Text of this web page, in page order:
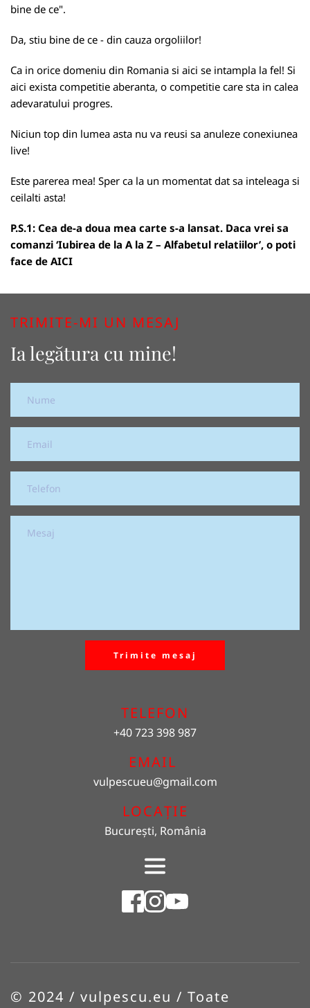
bine de ce".
Da, stiu bine de ce - din cauza orgoliilor!
Ca in orice domeniu din Romania si aici se intampla la fel! Si
aici exista competitie aberanta, o competitie care sta in calea
adevaratului progres.
Niciun top din lumea asta nu va reusi sa anuleze conexiunea
live!
Este parerea mea! Sper ca la un momentat dat sa inteleaga si
ceilalti asta!
P.S.1: Cea de-a doua mea carte s-a lansat. Daca vrei sa
comanzi ‘Iubirea de la A la Z – Alfabetul relatiilor’, o poti
face de AICI
TRIMITE-MI UN MESAJ
Ia legătura cu mine!
Trimite mesaj
TELEFON
+40 723 398 987
EMAIL
vulpescueu@gmail.com
LOCAȚIE
București, România
© 2024 / vulpescu.eu / Toate